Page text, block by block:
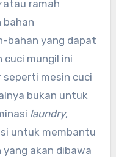
atau ramah
bahan
bahan yang dapat
cuci mungil ini
seperti mesin cuci
bukan untuk
laundry,
untuk membantu
akan dibawa